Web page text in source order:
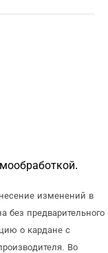
изменений в
без предварительного
о кардане с
Во